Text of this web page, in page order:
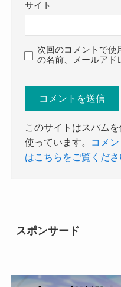
サイト
次回のコメントで使
の名前、メールアド
このサイトはスパム
使っています。
コメ
はこちらをご覧くださ
スポンサード